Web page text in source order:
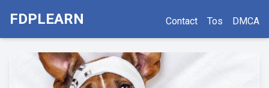
FDPLEARN Contact Tos DMCA